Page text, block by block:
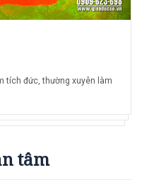
tích đức, thường xuyên làm
tâm